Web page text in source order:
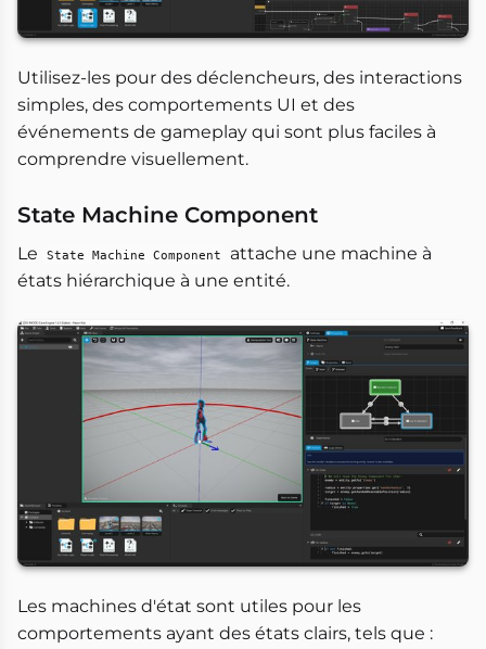
Utilisez-les pour des déclencheurs, des interactions
simples, des comportements UI et des
événements de gameplay qui sont plus faciles à
comprendre visuellement.
State Machine Component
Le State Machine Component
attache une machine à
états hiérarchique à une entité.
Les machines d'état sont utiles pour les
comportements ayant des états clairs, tels que :